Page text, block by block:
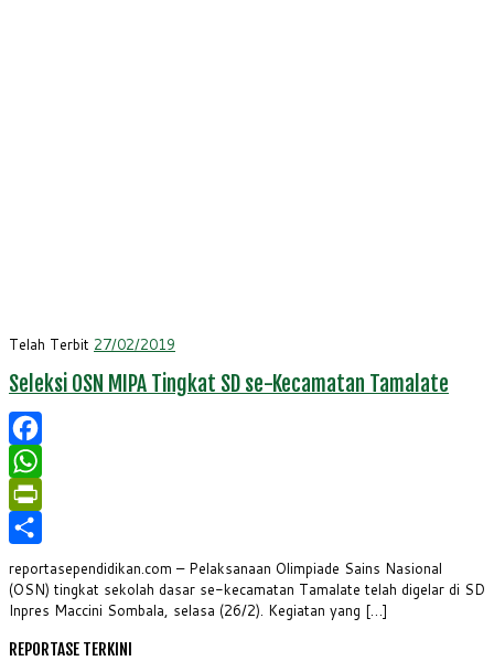
Telah Terbit 27/02/2019
Seleksi OSN MIPA Tingkat SD se-Kecamatan Tamalate
Facebook
WhatsApp
PrintFriendly
Share
reportasependidikan.com – Pelaksanaan Olimpiade Sains Nasional
(OSN) tingkat sekolah dasar se-kecamatan Tamalate telah digelar di SD
Inpres Maccini Sombala, selasa (26/2). Kegiatan yang […]
REPORTASE TERKINI